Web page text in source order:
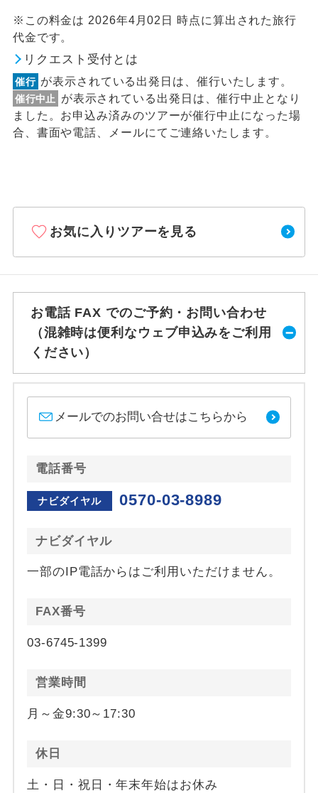
※この料金は 2026年4月02日 時点に算出された旅行
代金です。
リクエスト受付とは
催行 が表示されている出発日は、催行いたします。
催行中止
が表示されている出発日は、催行中止となり
ました。お申込み済みのツアーが催行中止になった場
合、書面や電話、メールにてご連絡いたします。
お気に入りツアーを見る
お電話 FAX でのご予約・お問い合わせ
（混雑時は便利なウェブ申込みをご利用
ください）
メールでのお問い合せはこちらから
電話番号
ナビダイヤル 0570-03-8989
ナビダイヤル
一部のIP電話からはご利用いただけません。
FAX番号
03-6745-1399
営業時間
月～金9:30～17:30
休日
土・日・祝日・年末年始はお休み